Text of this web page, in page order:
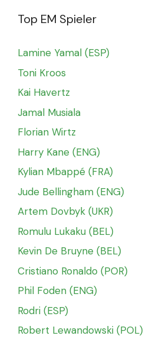
Top EM Spieler
Lamine Yamal (ESP)
Toni Kroos
Kai Havertz
Jamal Musiala
Florian Wirtz
Harry Kane (ENG)
Kylian Mbappé (FRA)
Jude Bellingham (ENG)
Artem Dovbyk (UKR)
Romulu Lukaku (BEL)
Kevin De Bruyne (BEL)
Cristiano Ronaldo (POR)
Phil Foden (ENG)
Rodri (ESP)
Robert Lewandowski (POL)